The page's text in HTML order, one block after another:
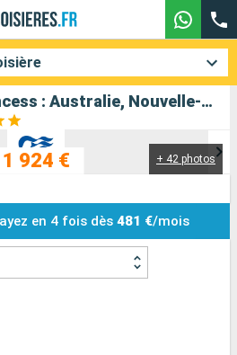
Croisière Royal Princess : Australie, Nouvelle-Zélande, Fidji (Îles), Samoa, États-Unis au départ de Sydney
+ 42 photos
1 924 €
en 4 fois dès 481 €/mois
Compagnies